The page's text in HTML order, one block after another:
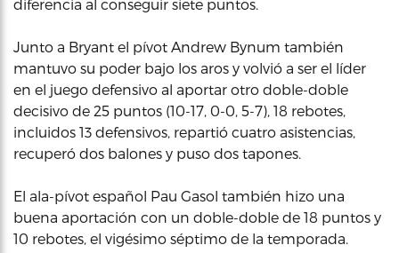
diferencia al conseguir siete puntos.
Junto a Bryant el pívot Andrew Bynum también
mantuvo su poder bajo los aros y volvió a ser el líder
en el juego defensivo al aportar otro doble-doble
decisivo de 25 puntos (10-17, 0-0, 5-7), 18 rebotes,
incluidos 13 defensivos, repartió cuatro asistencias,
recuperó dos balones y puso dos tapones.
El ala-pívot español Pau Gasol también hizo una
buena aportación con un doble-doble de 18 puntos y
10 rebotes, el vigésimo séptimo de la temporada.